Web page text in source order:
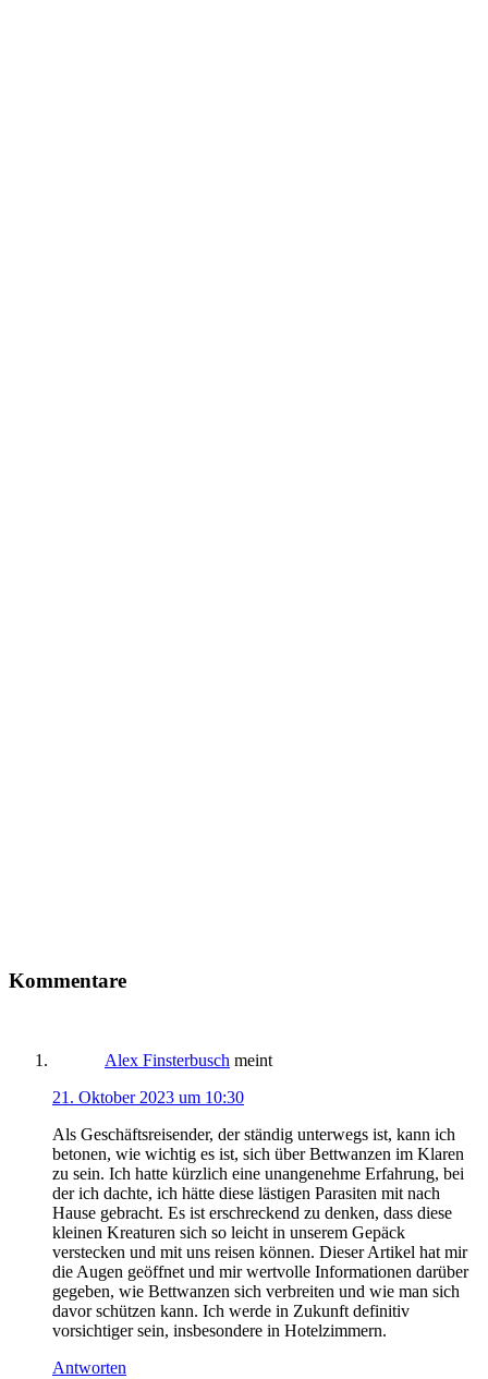
Interaktionen
Kommentare
Alex Finsterbusch meint
21. Oktober 2023 um 10:30
Als Geschäftsreisender, der ständig unterwegs ist, kann ich
betonen, wie wichtig es ist, sich über Bettwanzen im Klaren
zu sein. Ich hatte kürzlich eine unangenehme Erfahrung, bei
der ich dachte, ich hätte diese lästigen Parasiten mit nach
Hause gebracht. Es ist erschreckend zu denken, dass diese
kleinen Kreaturen sich so leicht in unserem Gepäck
verstecken und mit uns reisen können. Dieser Artikel hat mir
die Augen geöffnet und mir wertvolle Informationen darüber
gegeben, wie Bettwanzen sich verbreiten und wie man sich
davor schützen kann. Ich werde in Zukunft definitiv
vorsichtiger sein, insbesondere in Hotelzimmern.
Antworten